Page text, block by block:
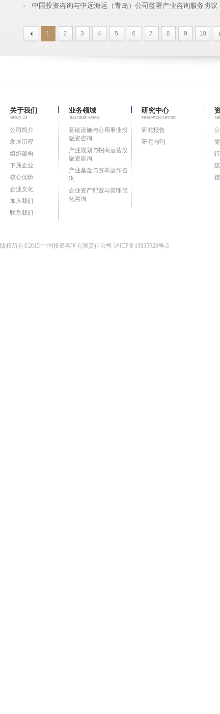
中国投资咨询与中远海运（青岛）公司签署产业咨询服务协议
1 2 3 4 5 6 7 8 9 10
关于我们
ABOUT US
公司简介
发展历程
组织架构
下属企业
核心优势
企业文化
加入我们
联系我们
业务领域
BUSINESS AREAS
基础设施与公用事业投
融资咨询
产业规划与招商运营投
融资咨询
产业基金与资本运作咨
询
企业资产配置与管理优
化咨询
研究中心
RESEARCH CENTER
研究报告
研究内刊
版权所有©2015 中国投资咨询有限责任公司 沪ICP备13035928号-3